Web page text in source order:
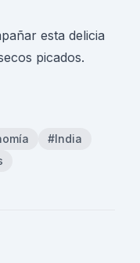
esta delicia
picados.
#India